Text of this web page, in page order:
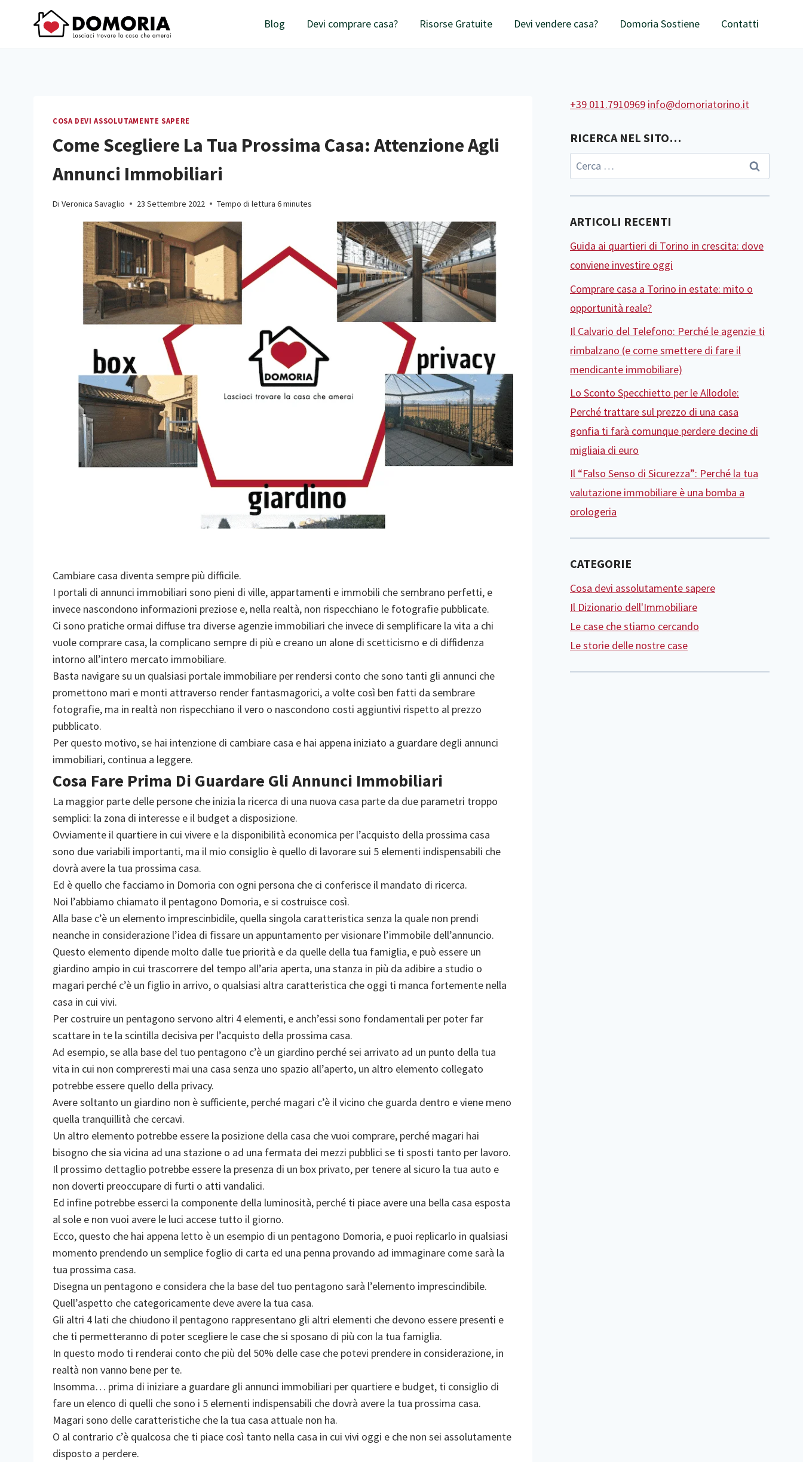
contenuto
Blog Devi comprare casa? Risorse Gratuite Devi vendere casa? Domoria Sostiene Contatti
COSA DEVI ASSOLUTAMENTE SAPERE
Come Scegliere La Tua Prossima Casa: Attenzione Agli
Annunci Immobiliari
Di Veronica Savaglio 23 Settembre 2022 Tempo di lettura 6minutes
Cambiare casa diventa sempre più difficile.
I portali di annunci immobiliari sono pieni di ville, appartamenti e immobili che sembrano perfetti, e
invece nascondono informazioni preziose e, nella realtà, non rispecchiano le fotografie pubblicate.
Ci sono pratiche ormai diffuse tra diverse agenzie immobiliari che invece di semplificare la vita a chi
vuole comprare casa, la complicano sempre di più e creano un alone di scetticismo e di diffidenza
intorno all’intero mercato immobiliare.
Basta navigare su un qualsiasi portale immobiliare per rendersi conto che sono tanti gli annunci che
promettono mari e monti attraverso render fantasmagorici, a volte così ben fatti da sembrare
fotografie, ma in realtà non rispecchiano il vero o nascondono costi aggiuntivi rispetto al prezzo
pubblicato.
Per questo motivo, se hai intenzione di cambiare casa e hai appena iniziato a guardare degli annunci
immobiliari, continua a leggere.
Cosa Fare Prima Di Guardare Gli Annunci Immobiliari
La maggior parte delle persone che inizia la ricerca di una nuova casa parte da due parametri troppo
semplici: la zona di interesse e il budget a disposizione.
Ovviamente il quartiere in cui vivere e la disponibilità economica per l’acquisto della prossima casa
sono due variabili importanti, ma il mio consiglio è quello di lavorare sui 5 elementi indispensabili che
dovrà avere la tua prossima casa.
Ed è quello che facciamo in Domoria con ogni persona che ci conferisce il mandato di ricerca.
Noi l’abbiamo chiamato il pentagono Domoria, e si costruisce così.
Alla base c’è un elemento imprescinbidile, quella singola caratteristica senza la quale non prendi
neanche in considerazione l’idea di fissare un appuntamento per visionare l’immobile dell’annuncio.
Questo elemento dipende molto dalle tue priorità e da quelle della tua famiglia, e può essere un
giardino ampio in cui trascorrere del tempo all’aria aperta, una stanza in più da adibire a studio o
magari perché c’è un figlio in arrivo, o qualsiasi altra caratteristica che oggi ti manca fortemente nella
casa in cui vivi.
Per costruire un pentagono servono altri 4 elementi, e anch’essi sono fondamentali per poter far
scattare in te la scintilla decisiva per l’acquisto della prossima casa.
Ad esempio, se alla base del tuo pentagono c’è un giardino perché sei arrivato ad un punto della tua
vita in cui non compreresti mai una casa senza uno spazio all’aperto, un altro elemento collegato
potrebbe essere quello della privacy.
Avere soltanto un giardino non è sufficiente, perché magari c’è il vicino che guarda dentro e viene meno
quella tranquillità che cercavi.
Un altro elemento potrebbe essere la posizione della casa che vuoi comprare, perché magari hai
bisogno che sia vicina ad una stazione o ad una fermata dei mezzi pubblici se ti sposti tanto per lavoro.
Il prossimo dettaglio potrebbe essere la presenza di un box privato, per tenere al sicuro la tua auto e
non doverti preoccupare di furti o atti vandalici.
Ed infine potrebbe esserci la componente della luminosità, perché ti piace avere una bella casa esposta
al sole e non vuoi avere le luci accese tutto il giorno.
Ecco, questo che hai appena letto è un esempio di un pentagono Domoria, e puoi replicarlo in qualsiasi
momento prendendo un semplice foglio di carta ed una penna provando ad immaginare come sarà la
tua prossima casa.
Disegna un pentagono e considera che la base del tuo pentagono sarà l’elemento imprescindibile.
Quell’aspetto che categoricamente deve avere la tua casa.
Gli altri 4 lati che chiudono il pentagono rappresentano gli altri elementi che devono essere presenti e
che ti permetteranno di poter scegliere le case che si sposano di più con la tua famiglia.
In questo modo ti renderai conto che più del 50% delle case che potevi prendere in considerazione, in
realtà non vanno bene per te.
Insomma… prima di iniziare a guardare gli annunci immobiliari per quartiere e budget, ti consiglio di
fare un elenco di quelli che sono i 5 elementi indispensabili che dovrà avere la tua prossima casa.
Magari sono delle caratteristiche che la tua casa attuale non ha.
O al contrario c’è qualcosa che ti piace così tanto nella casa in cui vivi oggi e che non sei assolutamente
disposto a perdere.
+39 011.7910969 info@domoriatorino.it
RICERCA NEL SITO…
Ricerca
per:
ARTICOLI RECENTI
Guida ai quartieri di Torino in crescita: dove
conviene investire oggi
Comprare casa a Torino in estate: mito o
opportunità reale?
Il Calvario del Telefono: Perché le agenzie ti
rimbalzano (e come smettere di fare il
mendicante immobiliare)
Lo Sconto Specchietto per le Allodole:
Perché trattare sul prezzo di una casa
gonfia ti farà comunque perdere decine di
migliaia di euro
Il “Falso Senso di Sicurezza”: Perché la tua
valutazione immobiliare è una bomba a
orologeria
CATEGORIE
Cosa devi assolutamente sapere
Il Dizionario dell'Immobiliare
Le case che stiamo cercando
Le storie delle nostre case